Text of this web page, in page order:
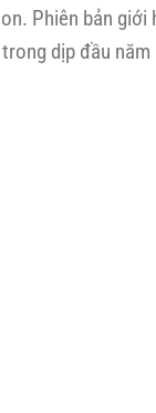
Phiên bản
dịp đầu năm